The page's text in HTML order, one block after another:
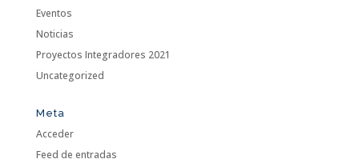
Eventos
Noticias
Proyectos Integradores 2021
Uncategorized
Meta
Acceder
Feed de entradas